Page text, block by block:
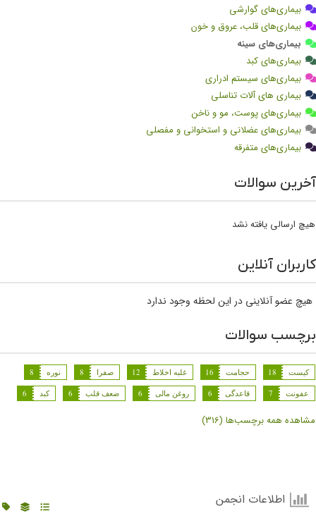
بیماری‌های گوارشی
بیماری‌های قلب، عروق و خون
بیماری‌های سینه
بیماری‌های کبد
بیماری‌های سیستم ادراری
بیماری های آلات تناسلی
بیماری‌های پوست، مو و ناخن
بیماری‌های عضلانی و استخوانی و مفصلی
بیماری‌های متفرقه
آخرین سوالات
هیچ ارسالی یافته نشد
کاربران آنلاین
هیچ عضو آنلاینی در این لحظه وجود ندارد
برچسب سوالات
کیست 18 حجامت 16 غلبه اخلاط 12 صفرا 8 نوره
8
عفونت
7 قاعدگی 6 روغن مالی 6 ضعف قلب 6 کبد 6
مشاهده همه برچسب‌ها (316)
اطلاعات انجمن